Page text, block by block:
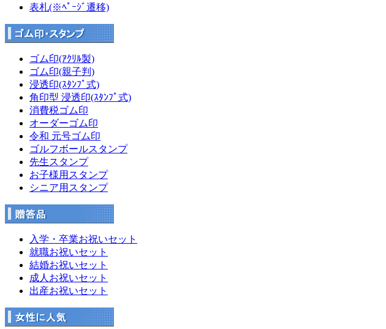
表札(※ﾍﾟｰｼﾞ遷移)
ゴム印(ｱｸﾘﾙ製)
ゴム印(親子判)
浸透印(ｽﾀﾝﾌﾟ式)
角印型 浸透印(ｽﾀﾝﾌﾟ式)
消費税ゴム印
オーダーゴム印
令和 元号ゴム印
ゴルフボールスタンプ
先生スタンプ
お子様用スタンプ
シニア用スタンプ
入学・卒業お祝いセット
就職お祝いセット
結婚お祝いセット
成人お祝いセット
出産お祝いセット